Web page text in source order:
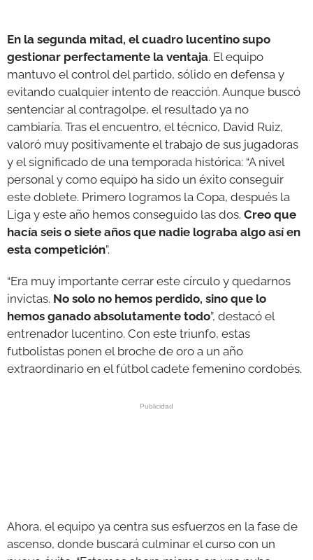
En la segunda mitad, el cuadro lucentino supo
gestionar perfectamente la ventaja. El equipo
mantuvo el control del partido, sólido en defensa y
evitando cualquier intento de reacción. Aunque buscó
sentenciar al contragolpe, el resultado ya no
cambiaría. Tras el encuentro, el técnico, David Ruiz,
valoró muy positivamente el trabajo de sus jugadoras
y el significado de una temporada histórica: “A nivel
personal y como equipo ha sido un éxito conseguir
este doblete. Primero logramos la Copa, después la
Liga y este año hemos conseguido las dos. Creo que
hacía seis o siete años que nadie lograba algo así en
esta competición”.
“Era muy importante cerrar este círculo y quedarnos
invictas. No solo no hemos perdido, sino que lo
hemos ganado absolutamente todo”, destacó el
entrenador lucentino. Con este triunfo, estas
futbolistas ponen el broche de oro a un año
extraordinario en el fútbol cadete femenino cordobés.
Ahora, el equipo ya centra sus esfuerzos en la fase de
ascenso, donde buscará culminar el curso con un